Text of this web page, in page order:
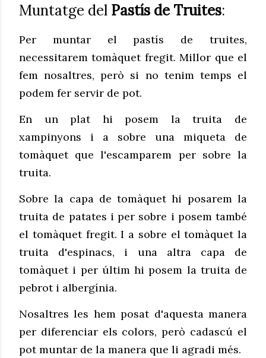
Muntatge del Pastís de Truites:
Per muntar el pastís de truites,
necessitarem tomàquet fregit. Millor que el
fem nosaltres, però si no tenim temps el
podem fer servir de pot.
En un plat hi posem la truita de
xampinyons i a sobre una miqueta de
tomàquet que l'escamparem per sobre la
truita.
Sobre la capa de tomàquet hi posarem la
truita de patates i per sobre i posem també
el tomàquet fregit. I a sobre el tomàquet la
truita d'espinacs, i una altra capa de
tomàquet i per últim hi posem la truita de
pebrot i albergínia.
Nosaltres les hem posat d'aquesta manera
per diferenciar els colors, però cadascú el
pot muntar de la manera que li agradi més.